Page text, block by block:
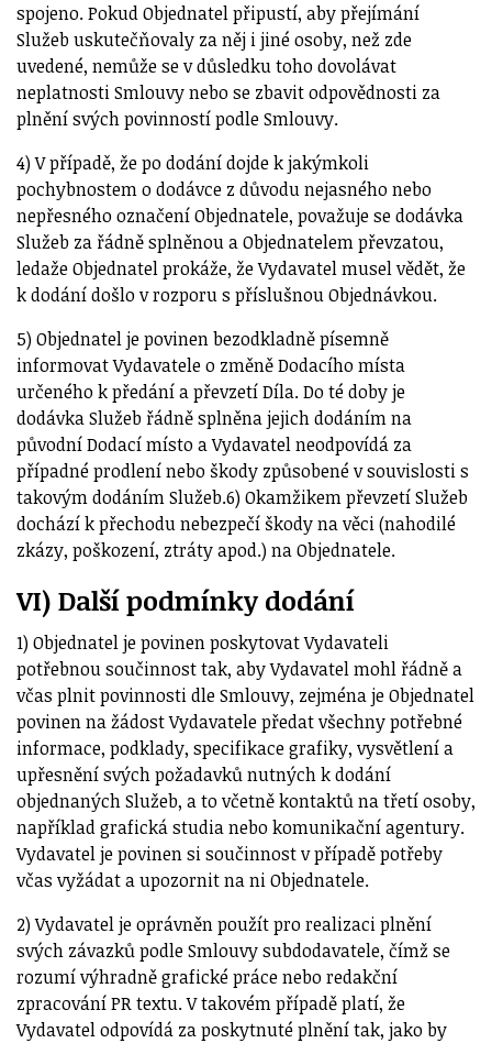
spojeno. Pokud Objednatel připustí, aby přejímání
Služeb uskutečňovaly za něj i jiné osoby, než zde
uvedené, nemůže se v důsledku toho dovolávat
neplatnosti Smlouvy nebo se zbavit odpovědnosti za
plnění svých povinností podle Smlouvy.
4) V případě, že po dodání dojde k jakýmkoli
pochybnostem o dodávce z důvodu nejasného nebo
nepřesného označení Objednatele, považuje se dodávka
Služeb za řádně splněnou a Objednatelem převzatou,
ledaže Objednatel prokáže, že Vydavatel musel vědět, že
k dodání došlo v rozporu s příslušnou Objednávkou.
5) Objednatel je povinen bezodkladně písemně
informovat Vydavatele o změně Dodacího místa
určeného k předání a převzetí Díla. Do té doby je
dodávka Služeb řádně splněna jejich dodáním na
původní Dodací místo a Vydavatel neodpovídá za
případné prodlení nebo škody způsobené v souvislosti s
takovým dodáním Služeb.6) Okamžikem převzetí Služeb
dochází k přechodu nebezpečí škody na věci (nahodilé
zkázy, poškození, ztráty apod.) na Objednatele.
VI) Další podmínky dodání
1) Objednatel je povinen poskytovat Vydavateli
potřebnou součinnost tak, aby Vydavatel mohl řádně a
včas plnit povinnosti dle Smlouvy, zejména je Objednatel
povinen na žádost Vydavatele předat všechny potřebné
informace, podklady, specifikace grafiky, vysvětlení a
upřesnění svých požadavků nutných k dodání
objednaných Služeb, a to včetně kontaktů na třetí osoby,
například grafická studia nebo komunikační agentury.
Vydavatel je povinen si součinnost v případě potřeby
včas vyžádat a upozornit na ni Objednatele.
2) Vydavatel je oprávněn použít pro realizaci plnění
svých závazků podle Smlouvy subdodavatele, čímž se
rozumí výhradně grafické práce nebo redakční
zpracování PR textu. V takovém případě platí, že
Vydavatel odpovídá za poskytnuté plnění tak, jako by